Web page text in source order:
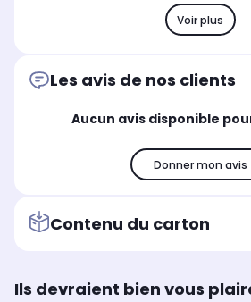
Voir plus
Les avis de nos clients
Aucun avis disponible
Donner mon avis
Contenu du carton
Ils devraient bien vous